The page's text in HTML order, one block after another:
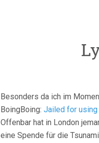
Besonders da ich im
BoingBoing: Jailed for
Offenbar hat in London
eine Spende für die